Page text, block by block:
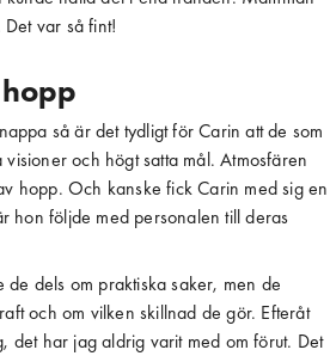
var så fint!
så är det tydligt för Carin att de som
och högt satta mål. Atmosfären
hopp. Och kanske fick Carin med sig en
hon följde med personalen till deras
dels om praktiska saker, men de
och om vilken skillnad de gör. Efteråt
det har jag aldrig varit med om förut. Det